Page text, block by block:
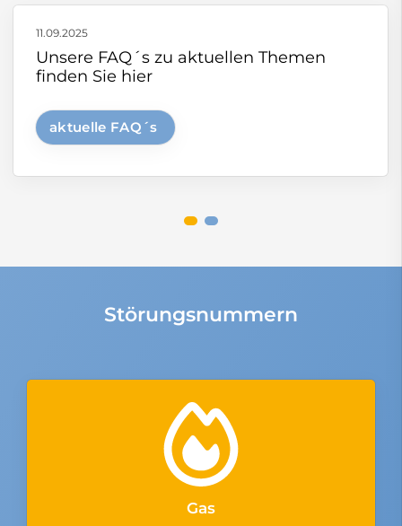
11.09.2025
Unsere FAQ´s zu aktuellen Themen
finden Sie hier
aktuelle FAQ´s
Störungsnummern
Gas